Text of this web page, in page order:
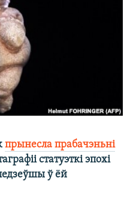
прынесла прабачэньні
статуэткі эпохі
ў ёй